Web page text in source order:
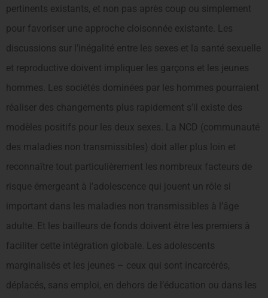
pertinents existants, et non pas après coup ou simplement
pour favoriser une approche cloisonnée existante. Les
discussions sur l’inégalité entre les sexes et la santé sexuelle
et reproductive doivent impliquer les garçons et les jeunes
hommes. Les sociétés dominées par les hommes pourraient
réaliser des changements plus rapidement s’il existe des
modèles positifs pour les deux sexes. La NCD (communauté
des maladies non transmissibles) doit aller plus loin et
reconnaître tout particulièrement les nombreux facteurs de
risque émergeant à l’adolescence qui jouent un rôle si
important dans les maladies non transmissibles à l’âge
adulte. Et les bailleurs de fonds doivent être les premiers à
faciliter cette intégration globale. Les adolescents
marginalisés et les jeunes – ceux qui sont incarcérés,
déplacés, sans emploi, en dehors de l’éducation ou dans les